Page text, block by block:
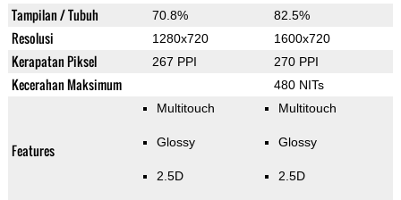
Tampilan / Tubuh 70.8% 82.5%
Resolusi 1280x720 1600x720
Kerapatan Piksel 267 PPI 270 PPI
Kecerahan Maksimum 480 NITs
Features
Multitouch
Glossy
2.5D
Multitouch
Glossy
2.5D